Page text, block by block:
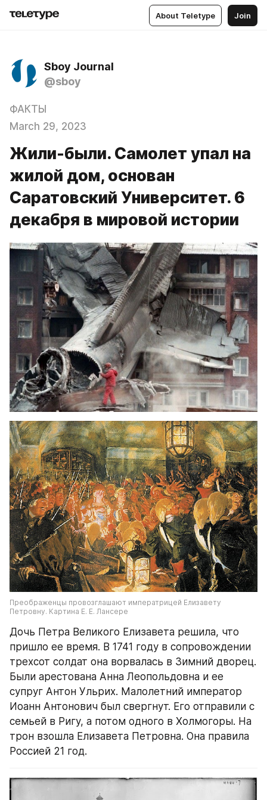
About Teletype Join
Sboy Journal
@sboy
ФАКТЫ
March 29, 2023
Жили-были. Самолет упал на
жилой дом, основан
Саратовский Университет. 6
декабря в мировой истории
Преображенцы провозглашают императрицей Елизавету
Петровну. Картина Е. Е. Лансере
Дочь Петра Великого Елизавета решила, что
пришло ее время. В 1741 году в сопровождении
трехсот солдат она ворвалась в Зимний дворец.
Были арестована Анна Леопольдовна и ее
супруг Антон Ульрих. Малолетний император
Иоанн Антонович был свергнут. Его отправили с
семьей в Ригу, а потом одного в Холмогоры. На
трон взошла Елизавета Петровна. Она правила
Россией 21 год.